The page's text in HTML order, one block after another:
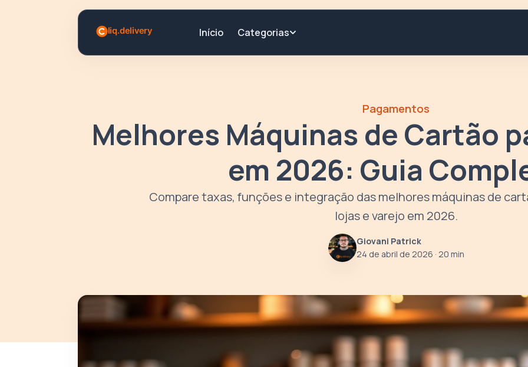
Início Categorias
Pagamentos
Melhores Máquinas de Cartão
em 2026: Guia
Compare taxas, funções e integração das melhores máquinas de
lojas e varejo em 2026.
Giovani Patrick
24 de abril de 2026 · 20 min